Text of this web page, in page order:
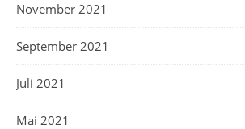
November 2021
September 2021
Juli 2021
Mai 2021